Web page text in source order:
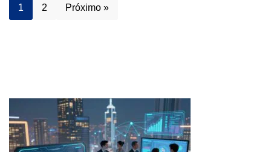
1 2 Próximo »